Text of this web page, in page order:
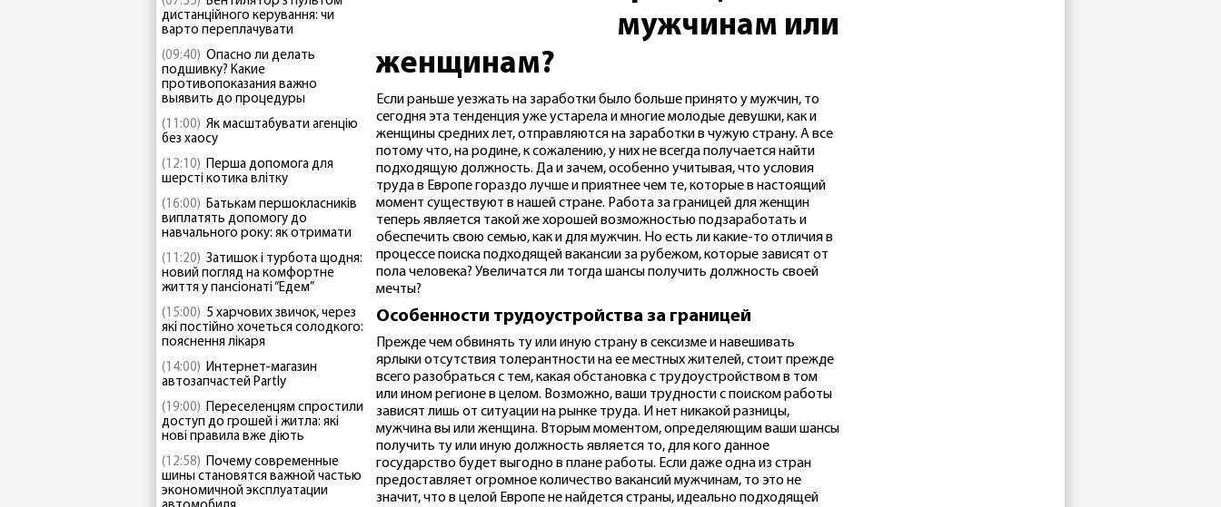
дистанційного керування: чи
варто переплачувати
(09:40) Опасно ли делать
подшивку? Какие
противопоказания важно
выявить до процедуры
(11:00) Як масштабувати агенцію
без хаосу
(12:10) Перша допомога для
шерсті котика влітку
(16:00) Батькам першокласників
виплатять допомогу до
навчального року: як отримати
(11:20) Затишок і турбота щодня:
новий погляд на комфортне
життя у пансіонаті “Едем”
(15:00) 5 харчових звичок, через
які постійно хочеться солодкого:
пояснення лікаря
(14:00) Интернет-магазин
автозапчастей Partly
(19:00) Переселенцям спростили
доступ до грошей і житла: які
нові правила вже діють
(12:58) Почему современные
шины становятся важной частью
экономичной эксплуатации
мужчинам или
женщинам?
Если раньше уезжать на заработки было больше принято у мужчин, то
сегодня эта тенденция уже устарела и многие молодые девушки, как и
женщины средних лет, отправляются на заработки в чужую страну. А все
потому что, на родине, к сожалению, у них не всегда получается найти
подходящую должность. Да и зачем, особенно учитывая, что условия
труда в Европе гораздо лучше и приятнее чем те, которые в настоящий
момент существуют в нашей стране. Работа за границей для женщин
теперь является такой же хорошей возможностью подзаработать и
обеспечить свою семью, как и для мужчин. Но есть ли какие-то отличия в
процессе поиска подходящей вакансии за рубежом, которые зависят от
пола человека? Увеличатся ли тогда шансы получить должность своей
мечты?
Особенности трудоустройства за границей
Прежде чем обвинять ту или иную страну в сексизме и навешивать
ярлыки отсутствия толерантности на ее местных жителей, стоит прежде
всего разобраться с тем, какая обстановка с трудоустройством в том
или ином регионе в целом. Возможно, ваши трудности с поиском работы
зависят лишь от ситуации на рынке труда. И нет никакой разницы,
мужчина вы или женщина. Вторым моментом, определяющим ваши шансы
получить ту или иную должность является то, для кого данное
государство будет выгодно в плане работы. Если даже одна из стран
предоставляет огромное количество вакансий мужчинам, то это не
значит, что в целой Европе не найдется страны, идеально подходящей